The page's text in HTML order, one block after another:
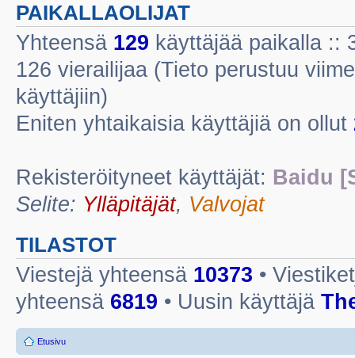
PAIKALLAOLIJAT
Yhteensä 129 käyttäjää paikalla ::
126 vierailijaa (Tieto perustuu
käyttäjiin)
Eniten yhtaikaisia käyttäjiä on ollut
Rekisteröityneet käyttäjät: Baidu
Selite: Ylläpitäjät, Valvojat
TILASTOT
Viestejä yhteensä 10373 •
yhteensä 6819 • Uusin käyttäjä
Etusivu